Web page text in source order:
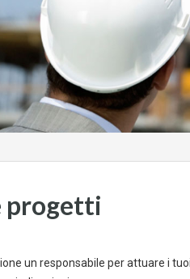
progetti
un responsabile per attuare i